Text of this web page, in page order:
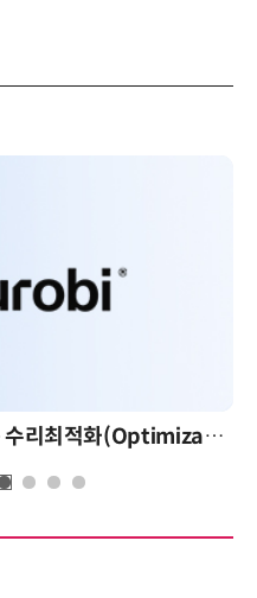
AI 시대의 의사결정을 바꾸는 수리최적화(Optimization): 실제 산업 적용 사례와 활용 전략